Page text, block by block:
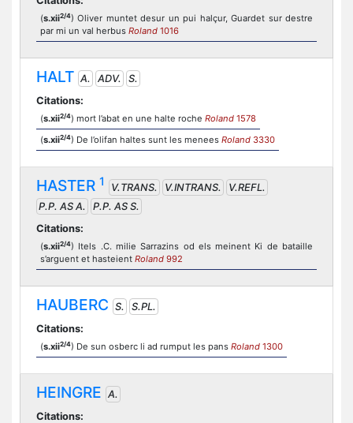
(s.xii2/4) Oliver muntet desur un pui halçur, Guardet sur destre
par mi un val herbus Roland 1016
HALT A. ADV.
S.
Citations:
(s.xii2/4) mort l’abat en une halte roche Roland 1578
(s.xii2/4) De l’olifan haltes sunt les menees Roland 3330
HASTER 1 V.TRANS. V.INTRANS.
V.REFL.
P.P. AS A.
P.P. AS S.
Citations:
(s.xii2/4) Itels .C. milie Sarrazins od els meinent Ki de bataille
s’arguent et hasteient Roland 992
HAUBERC S.
S.PL.
Citations:
(s.xii2/4) De sun osberc li ad rumput les pans Roland 1300
HEINGRE A.
Citations: